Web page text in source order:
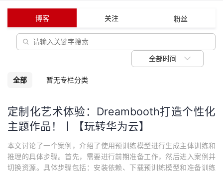
动
关
我
的
发
者
学
堂
我
Programs
的
支
持
我
博客 关注 粉丝
全部时间
全部 暂无专栏分类
定制化艺术体验：Dreambooth打造个性化
主题作品！丨【玩转华为云】
本文讨论了一个案例，介绍了使用预训练模型进行生成主体训练和
推理的具体步骤。首先，需要进行前期准备工作，然后进入案例并
切换资源。具体步骤包括：安装依赖、下载预训练模型和准备训练